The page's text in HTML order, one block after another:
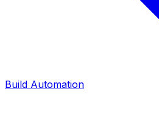
Build Automation